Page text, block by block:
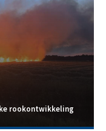
rookontwikkeling